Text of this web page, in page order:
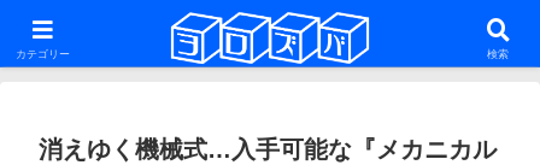
ファットバイク・29er・ミニベロ・グラベルロードを話題にした雑多な自転車
系ブログ
消えゆく機械式…入手可能な『メカニカル
カテゴリー 検索